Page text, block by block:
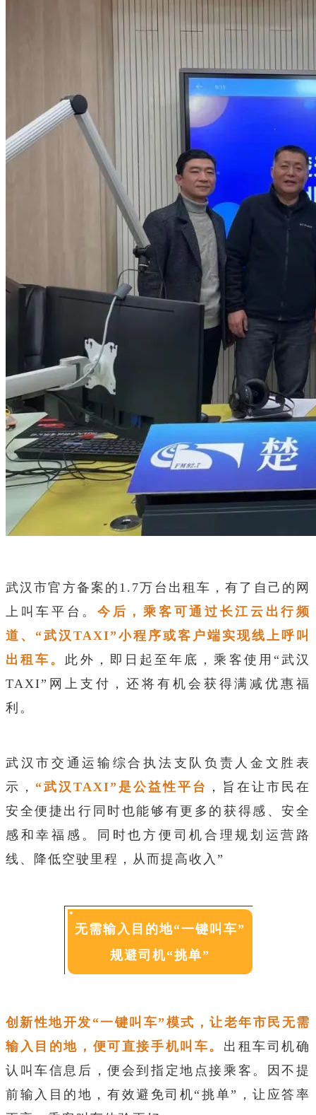
武汉市官方备案的1.7万台出租车，有了自己的网
上叫车平台。今后，乘客可通过长江云出行频
道、“武汉TAXI”小程序或客户端实现线上呼叫
出租车。 此外，即日起至年底，乘客使用“武汉
TAXI”网上支付，还将有机会获得满减优惠福
利。
武汉市交通运输综合执法支队负责人金文胜表
示， “武汉TAXI”是公益性平台 ，旨在让市民在
安全便捷出行同时也能够有更多的获得感、安全
感和幸福感。同时也方便司机合理规划运营路
线、降低空驶里程，从而提高收入”
无需输入目的地“一键叫车”
规避司机“挑单”
创新性地开发“一键叫车”模式，让老年市民无需
输入目的地，便可直接手机叫车。 出租车司机确
认叫车信息后，便会到指定地点接乘客。因不提
前输入目的地，有效避免司机“挑单”，让应答率